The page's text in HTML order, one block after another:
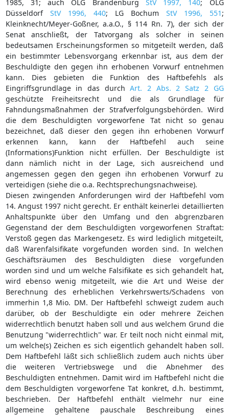
1985, 31; auch OLG Brandenburg StV 1997, 140; OLG
Düsseldorf StV 1996, 440; LG Bochum StV 1996, 551 ;
Kleinknecht/Meyer-Goßner, a.a.O., § 114 Rn. 7), der sich der
Senat anschließt, der Tatvorgang als solcher in seinen
bedeutsamen Erscheinungsformen so mitgeteilt werden, daß
ein bestimmter Lebensvorgang erkennbar ist, aus dem der
Beschuldigte den gegen ihn erhobenen Vorwurf entnehmen
kann. Dies gebieten die Funktion des Haftbefehls als
Eingriffsgrundlage in das durchArt. 2 Abs. 2 Satz 2 GG
geschützte Freiheitsrecht und die als Grundlage für
Fahndungsmaßnahmen der Strafverfolgungsbehörden. Wird
die dem Beschuldigten vorgeworfene Tat nicht so genau
bezeichnet, daß dieser den gegen ihn erhobenen Vorwurf
erkennen kann, kann der Haftbefehl auch seine
(Informations)Funktion nicht erfüllen. Der Beschuldigte ist
dann nämlich nicht in der Lage, sich ausreichend und
angemessen gegen den gegen ihn erhobenen Vorwurf zu
verteidigen (siehe die o.a. Rechtsprechungsnachweise).
Diesen zwingenden Anforderungen wird der Haftbefehl vom
14. Angust 1997 nicht gerecht. Er enthält keinerlei detaillierten
Anhaltspunkte über den Umfang und den abgrenzbaren
Gegenstand der dem Beschuldigten vorgeworfenen Straftat:
Verstoß gegen das Markengesetz. Es wird lediglich mitgeteilt,
daß Warenfalsifikate vorgefunden worden sind. In welchen
Geschäftsräumen des Beschuldigten diese vorgefunden
worden sind und um welche Falsifikate es sich gehandelt hat,
wird ebenso wenig mitgeteilt, wie die Art und Weise der
Berechnung des erheblichen Verkehrswerts/Schadens von
immerhin 1,8 Mio. DM. Der Haftbefehl schweigt zudem auch
darüber, ob der Beschuldigte ein oder mehrere Zeichen
widerrechtlich benutzt haben soll und aus welchem Grund die
Benutzung "widerrechtlich" war. Er teilt noch nicht einmal mit,
um welche(s) Zeichen es sich eigentlich gehandelt haben soll.
Dem Haftbefehl läßt sich schließlich zudem auch nichts über
die weiteren Vertriebswege und die Abnehmer des
Beschuldigten entnehmen. Damit wird im Haftbefehl nicht die
dem Beschuldigten vorgeworfene Tat konkret, d.h. bestimmt,
beschrieben. Der Haftbefehl enthält vielmehr nur eine
allgemeine gehaltene pauschale Beschreibung eines